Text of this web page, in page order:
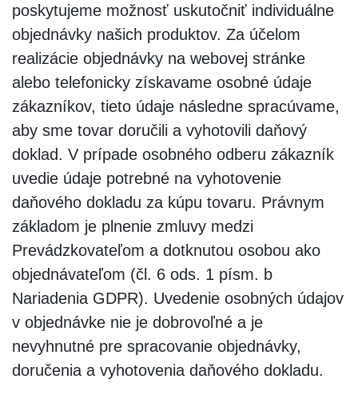
poskytujeme možnosť uskutočniť individuálne
objednávky našich produktov. Za účelom
realizácie objednávky na webovej stránke
alebo telefonicky získavame osobné údaje
zákazníkov, tieto údaje následne spracúvame,
aby sme tovar doručili a vyhotovili daňový
doklad. V prípade osobného odberu zákazník
uvedie údaje potrebné na vyhotovenie
daňového dokladu za kúpu tovaru. Právnym
základom je plnenie zmluvy medzi
Prevádzkovateľom a dotknutou osobou ako
objednávateľom (čl. 6 ods. 1 písm. b
Nariadenia GDPR). Uvedenie osobných údajov
v objednávke nie je dobrovoľné a je
nevyhnutné pre spracovanie objednávky,
doručenia a vyhotovenia daňového dokladu.